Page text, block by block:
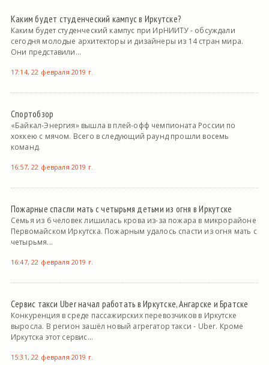
Каким будет студенческий кампус в Иркутске?
Каким будет студенческий кампус при ИрНИИТУ - обсуждали
сегодня молодые архитекторы и дизайнеры из 14 стран мира.
Они представили...
17:14, 22 февраля 2019 г.
Спортобзор
«Байкал-Энергия» вышла в плей-офф чемпионата России по
хоккею с мячом. Всего в следующий раунд прошли восемь
команд.
16:57, 22 февраля 2019 г.
Пожарные спасли мать с четырьмя детьми из огня в Иркутске
Семья из 6 человек лишилась крова из-за пожара в микрорайоне
Первомайском Иркутска. Пожарным удалось спасти из огня мать с
четырьмя...
16:47, 22 февраля 2019 г.
Сервис такси Uber начал работать в Иркутске, Ангарске и Братске
Конкуренция в среде пассажирских перевозчиков в Иркутске
выросла. В регион зашёл новый агрегатор такси - Uber. Кроме
Иркутска этот сервис...
15:31, 22 февраля 2019 г.